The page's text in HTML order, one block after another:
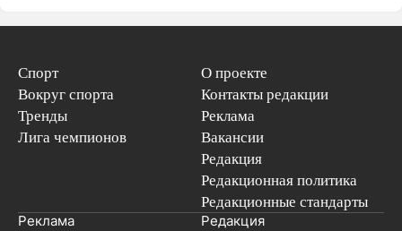
Спорт
Вокруг спорта
Тренды
Лига чемпионов
О проекте
Контакты редакции
Реклама
Вакансии
Редакция
Редакционная политика
Редакционные стандарты
Реклама Редакция